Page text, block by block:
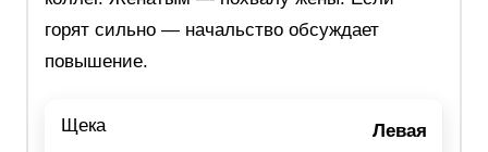
горят сильно — начальство обсуждает
повышение.
Левая